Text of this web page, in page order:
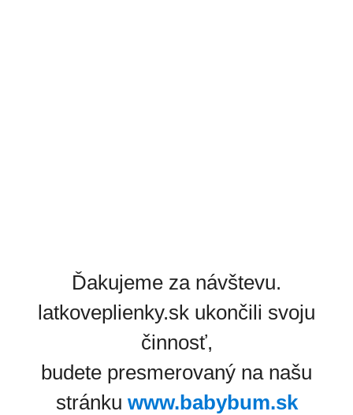
Ďakujeme za návštevu.
latkoveplienky.sk ukončili svoju
činnosť,
budete presmerovaný na našu
stránku www.babybum.sk